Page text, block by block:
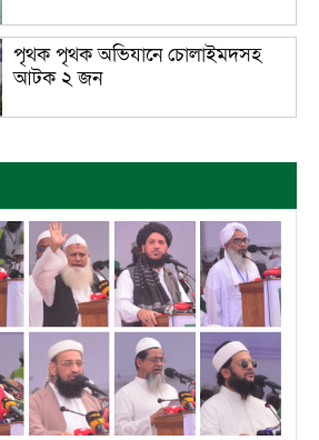
পৃথক পৃথক অভিযানে চোলাইমদসহ
আটক ২ জন